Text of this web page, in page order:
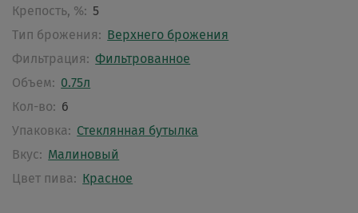
Крепость, %: 5
Тип брожения: Верхнего брожения
Фильтрация: Фильтрованное
Объем: 0.75л
Кол-во: 6
Упаковка: Стеклянная бутылка
Вкус: Малиновый
Цвет пива: Красное